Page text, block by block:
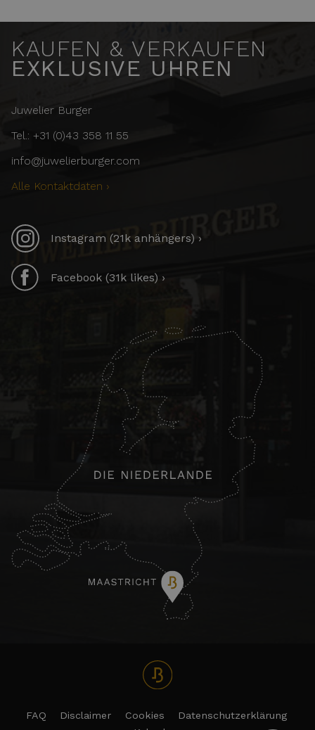
KAUFEN & VERKAUFEN
EXKLUSIVE UHREN
Juwelier Burger
Tel.: +31 (0)43 358 11 55
info@juwelierburger.com
Alle Kontaktdaten ›
Instagram (21k anhängers) ›
Facebook (31k likes) ›
FAQ Disclaimer Cookies
Datenschutzerklärung